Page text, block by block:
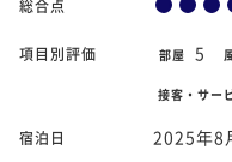
総合点
項目別評価 部屋 5
接客・サー
宿泊日 2025年8